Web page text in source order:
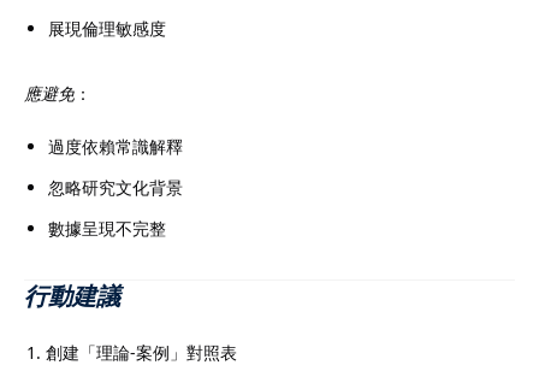
展現倫理敏感度
應避免 ：
過度依賴常識解釋
忽略研究文化背景
數據呈現不完整
行動建議
創建「理論-案例」對照表